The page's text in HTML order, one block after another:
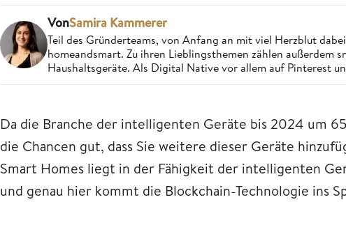
VonSamira Kammerer
Teil des Gründerteams, von Anfang an mit viel Herzblut
homeandsmart. Zu ihren Lieblingsthemen zählen außerdem
Haushaltsgeräte. Als Digital Native vor allem auf Pinterest
Da die Branche der intelligenten Geräte bis 2024 um
die Chancen gut, dass Sie weitere dieser Geräte
Smart Homes liegt in der Fähigkeit der intelligenten
und genau hier kommt die Blockchain-Technologie ins